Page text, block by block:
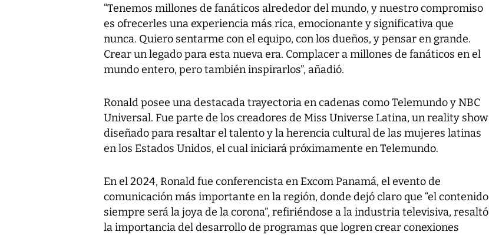
“Tenemos millones de fanáticos alrededor del mundo, y nuestro compromiso
es ofrecerles una experiencia más rica, emocionante y significativa que
nunca. Quiero sentarme con el equipo, con los dueños, y pensar en grande.
Crear un legado para esta nueva era. Complacer a millones de fanáticos en el
mundo entero, pero también inspirarlos”, añadió.
Ronald posee una destacada trayectoria en cadenas como Telemundo y NBC
Universal. Fue parte de los creadores de Miss Universe Latina, un reality show
diseñado para resaltar el talento y la herencia cultural de las mujeres latinas
en los Estados Unidos, el cual iniciará próximamente en Telemundo.
En el 2024, Ronald fue conferencista en Excom Panamá, el evento de
comunicación más importante en la región, donde dejó claro que “el contenido
siempre será la joya de la corona”, refiriéndose a la industria televisiva, resaltó
la importancia del desarrollo de programas que logren crear conexiones